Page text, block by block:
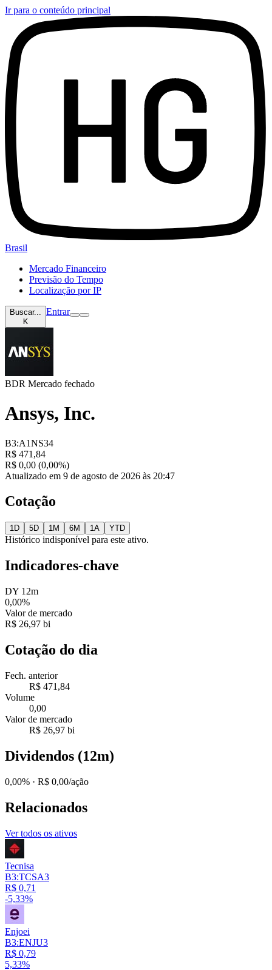
Ir para o conteúdo principal
Brasil
Mercado Financeiro
Previsão do Tempo
Localização por IP
Buscar...
K
Entrar
BDR Mercado fechado
Ansys, Inc.
B3:A1NS34
R$ 471,84
R$ 0,00 (0,00%)
Atualizado em 9 de agosto de 2026 às 20:47
Cotação
1D 5D 1M 6M 1A YTD
Histórico indisponível para este ativo.
Indicadores-chave
DY 12m
0,00%
Valor de mercado
R$ 26,97 bi
Cotação do dia
Fech. anterior
R$ 471,84
Volume
0,00
Valor de mercado
R$ 26,97 bi
Dividendos (12m)
0,00% · R$ 0,00/ação
Relacionados
Ver todos os ativos
Tecnisa
B3:TCSA3
R$ 0,71
-5,33%
Enjoei
B3:ENJU3
R$ 0,79
5,33%